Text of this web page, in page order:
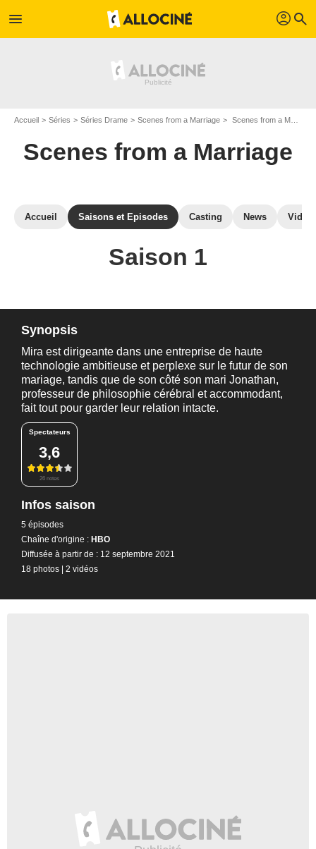
menu profil search
Accueil Séries Séries Drame Scenes from a Marriage Scenes from a Marriage : Episodes de la saison 1
Scenes from a Marriage
Accueil Saisons et Episodes Casting News
Saison 1
Synopsis
Mira est dirigeante dans une entreprise de haute
technologie ambitieuse et perplexe sur le futur de son
mariage, tandis que de son côté son mari Jonathan,
professeur de philosophie cérébral et accommodant,
fait tout pour garder leur relation intacte.
Spectateurs
3,6
26 notes
Infos saison
5 épisodes
Chaîne d'origine : HBO
Diffusée à partir de : 12 septembre 2021
18 photos | 2 vidéos